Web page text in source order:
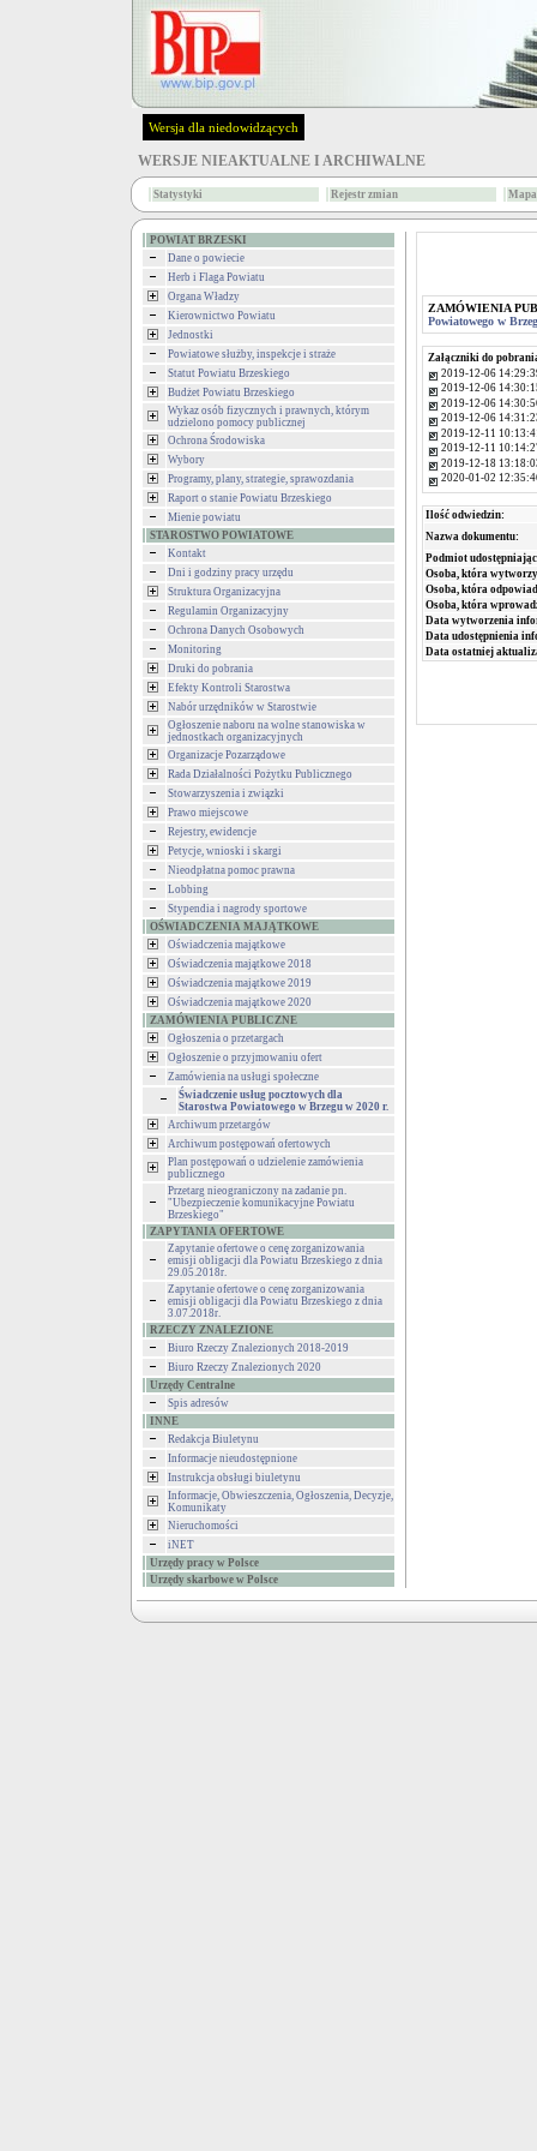
Wersja dla niedowidzących
WERSJE NIEAKTUALNE I ARCHIWALNE
Statystyki Rejestr zmian
POWIAT BRZESKI
Dane o powiecie
Herb i Flaga Powiatu
Organa Władzy
Kierownictwo Powiatu
Jednostki
Powiatowe służby, inspekcje i straże
Statut Powiatu Brzeskiego
Budżet Powiatu Brzeskiego
Wykaz osób fizycznych i prawnych, którym
udzielono pomocy publicznej
Ochrona Środowiska
Wybory
Programy, plany, strategie, sprawozdania
Raport o stanie Powiatu Brzeskiego
Mienie powiatu
STAROSTWO POWIATOWE
Kontakt
Dni i godziny pracy urzędu
Struktura Organizacyjna
Regulamin Organizacyjny
Ochrona Danych Osobowych
Monitoring
Druki do pobrania
Efekty Kontroli Starostwa
Nabór urzędników w Starostwie
Ogłoszenie naboru na wolne stanowiska w
jednostkach organizacyjnych
Organizacje Pozarządowe
Rada Działalności Pożytku Publicznego
Stowarzyszenia i związki
Prawo miejscowe
Rejestry, ewidencje
Petycje, wnioski i skargi
Nieodpłatna pomoc prawna
Lobbing
Stypendia i nagrody sportowe
OŚWIADCZENIA MAJĄTKOWE
Oświadczenia majątkowe
Oświadczenia majątkowe 2018
Oświadczenia majątkowe 2019
Oświadczenia majątkowe 2020
ZAMÓWIENIA PUBLICZNE
Ogłoszenia o przetargach
Ogłoszenie o przyjmowaniu ofert
Zamówienia na usługi społeczne
Świadczenie usług pocztowych dla
Starostwa Powiatowego w Brzegu w 2020 r.
Archiwum przetargów
Archiwum postępowań ofertowych
Plan postępowań o udzielenie zamówienia
publicznego
Przetarg nieograniczony na zadanie pn.
"Ubezpieczenie komunikacyjne Powiatu
Brzeskiego"
ZAPYTANIA OFERTOWE
Zapytanie ofertowe o cenę zorganizowania
emisji obligacji dla Powiatu Brzeskiego z dnia
29.05.2018r.
Zapytanie ofertowe o cenę zorganizowania
emisji obligacji dla Powiatu Brzeskiego z dnia
3.07.2018r.
RZECZY ZNALEZIONE
Biuro Rzeczy Znalezionych 2018-2019
Biuro Rzeczy Znalezionych 2020
Urzędy Centralne
Spis adresów
INNE
Redakcja Biuletynu
Informacje nieudostępnione
Instrukcja obsługi biuletynu
Informacje, Obwieszczenia, Ogłoszenia, Decyzje,
Komunikaty
Nieruchomości
iNET
Urzędy pracy w Polsce
Urzędy skarbowe w Polsce
ZAMÓWIENIA
Powiatowego w
Załączniki do
2019-12-06
2019-12-06
2019-12-06
2019-12-06
2019-12-11
2019-12-11
2019-12-18
2020-01-02
Ilość odwiedzin:
Nazwa dokumentu:
Podmiot
Osoba, która
Osoba, która
Osoba, która
Data wytworzenia
Data udostępnienia
Data ostatniej